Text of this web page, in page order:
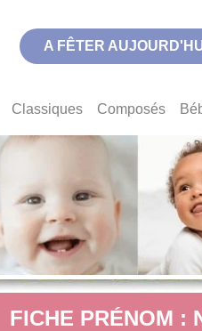
A FÊTER
Classiques Composés
FICHE PRÉNOM :